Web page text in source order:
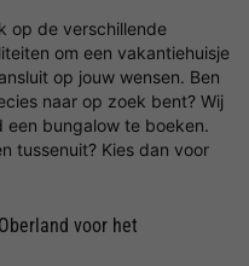
op de verschillende
om een vakantiehuisje
op jouw wensen. Ben
naar op zoek bent? Wij
een bungalow te boeken.
tussenuit? Kies dan voor
voor het